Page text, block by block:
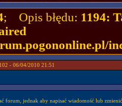
; Opis błędu: 1194:
102 - 06/04/2010 21:51
forum, jednak aby napisać wiadomość lub